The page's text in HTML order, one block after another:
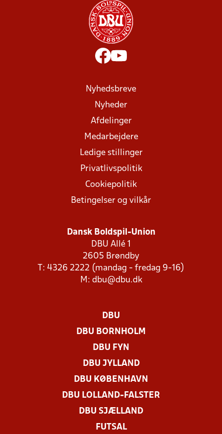
Nyhedsbreve
Nyheder
Afdelinger
Medarbejdere
Ledige stillinger
Privatlivspolitik
Cookiepolitik
Betingelser og vilkår
Dansk Boldspil-Union
DBU Allé 1
2605 Brøndby
T: 4326 2222 (mandag - fredag 9-16)
M: dbu@dbu.dk
DBU
DBU BORNHOLM
DBU FYN
DBU JYLLAND
DBU KØBENHAVN
DBU LOLLAND-FALSTER
DBU SJÆLLAND
FUTSAL